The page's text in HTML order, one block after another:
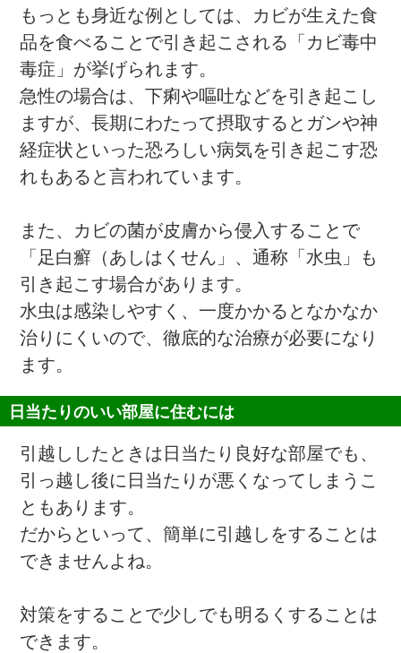
もっとも身近な例としては、カビが生えた食
品を食べることで引き起こされる「カビ毒中
毒症」が挙げられます。
急性の場合は、下痢や嘔吐などを引き起こし
ますが、長期にわたって摂取するとガンや神
経症状といった恐ろしい病気を引き起こす恐
れもあると言われています。
また、カビの菌が皮膚から侵入することで
「足白癬（あしはくせん」、通称「水虫」も
引き起こす場合があります。
水虫は感染しやすく、一度かかるとなかなか
治りにくいので、徹底的な治療が必要になり
ます。
日当たりのいい部屋に住むには
引越ししたときは日当たり良好な部屋でも、
引っ越し後に日当たりが悪くなってしまうこ
ともあります。
だからといって、簡単に引越しをすることは
できませんよね。
対策をすることで少しでも明るくすることは
できます。